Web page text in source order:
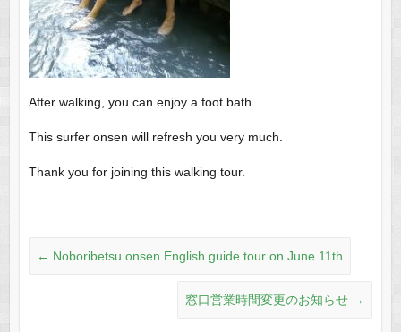
After walking, you can enjoy a foot bath.
This surfer onsen will refresh you very much.
Thank you for joining this walking tour.
← Noboribetsu onsen English guide tour on June 11th
窓口営業時間変更のお知らせ →